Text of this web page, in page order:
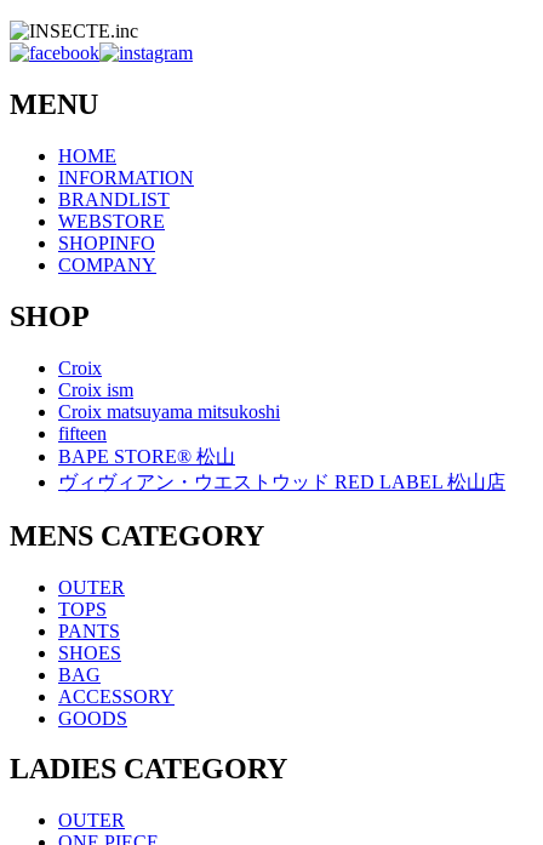
MENU
HOME
INFORMATION
BRANDLIST
WEBSTORE
SHOPINFO
COMPANY
SHOP
Croix
Croix ism
Croix matsuyama mitsukoshi
fifteen
BAPE STORE® 松山
ヴィヴィアン・ウエストウッド RED LABEL 松山店
MENS CATEGORY
OUTER
TOPS
PANTS
SHOES
BAG
ACCESSORY
GOODS
LADIES CATEGORY
OUTER